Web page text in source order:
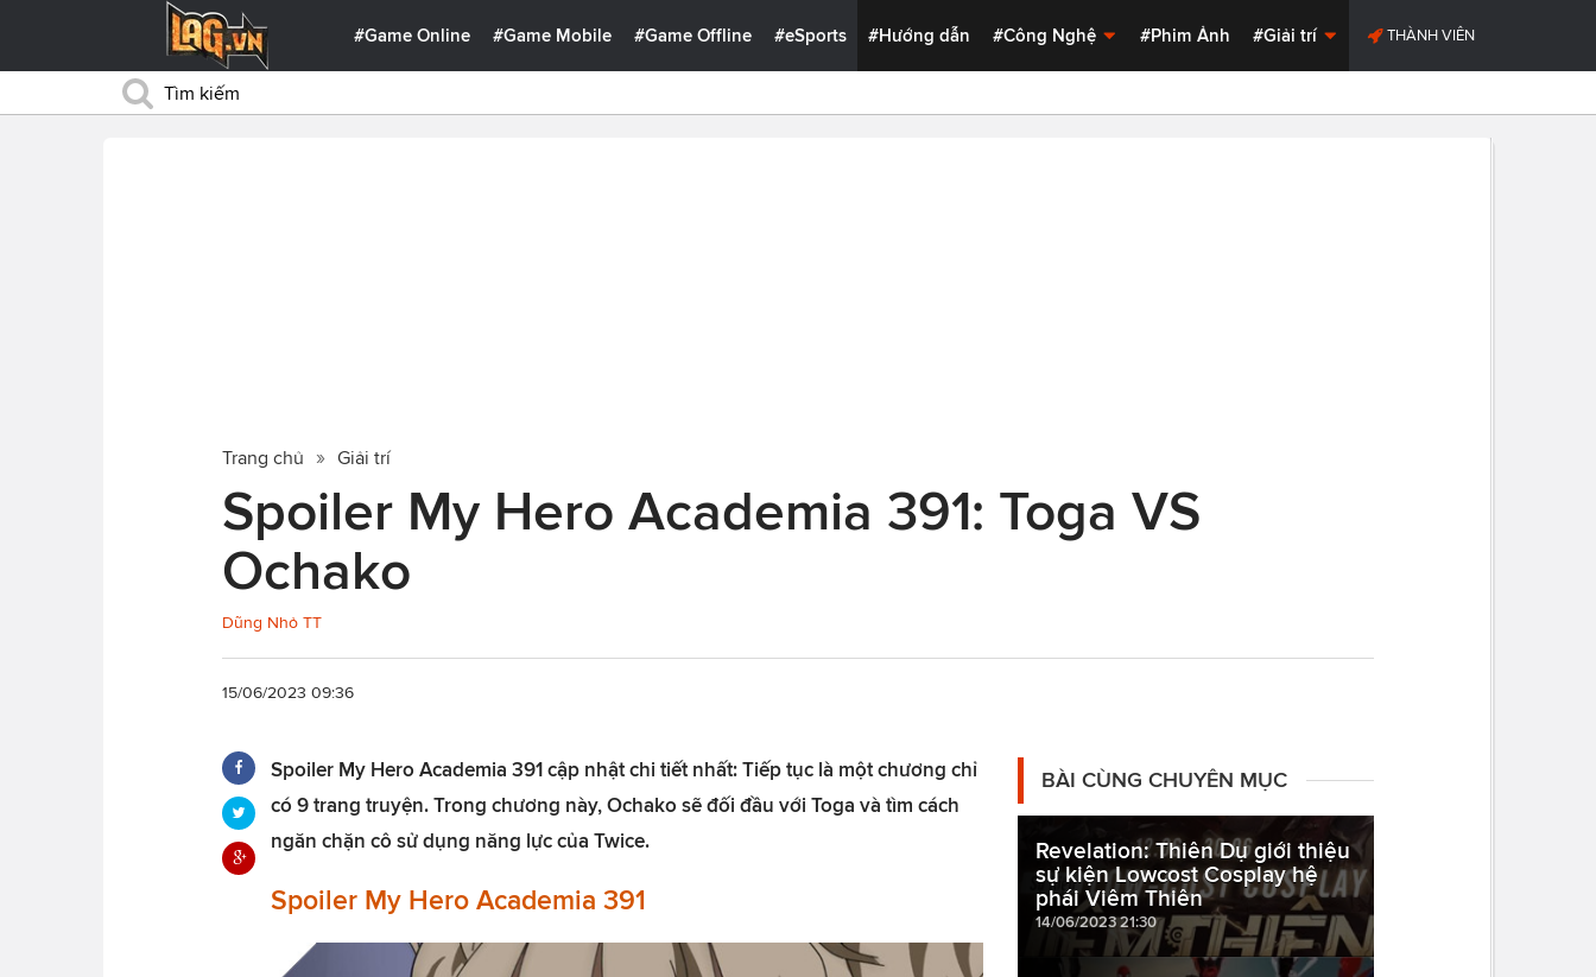
#Game Online #Game Mobile #Game Offline #eSports #Hướng dẫn #Công Nghệ #Phim Ảnh #Giải trí THÀNH VIÊN
Trang chủ Giải trí
Spoiler My Hero Academia 391: Toga VS
Ochako
Dũng Nhỏ TT
15/06/2023 09:36
Spoiler My Hero Academia 391 cập nhật chi tiết nhất: Tiếp tục là một chương chỉ
có 9 trang truyện. Trong chương này, Ochako sẽ đối đầu với Toga và tìm cách
ngăn chặn cô sử dụng năng lực của Twice.
Spoiler My Hero Academia 391
BÀI CÙNG CHUYÊN MỤC
Revelation: Thiên Dụ giới thiệu
sự kiện Lowcost Cosplay hệ
phái Viêm Thiên
14/06/2023 21:30